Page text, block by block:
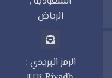
الرياض
الرمز البريدي :